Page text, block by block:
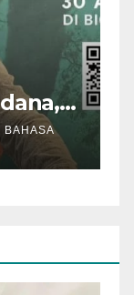
BERITA
Aktor
Tahun